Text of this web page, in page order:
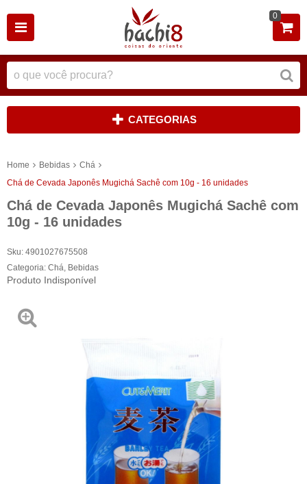
0
CATEGORIAS
Home Bebidas
Chá
Chá de Cevada Japonês Mugichá Sachê com 10g - 16 unidades
Chá de Cevada Japonês Mugichá Sachê com
10g - 16 unidades
Sku: 4901027675508
Categoria: Chá Bebidas
Produto Indisponível